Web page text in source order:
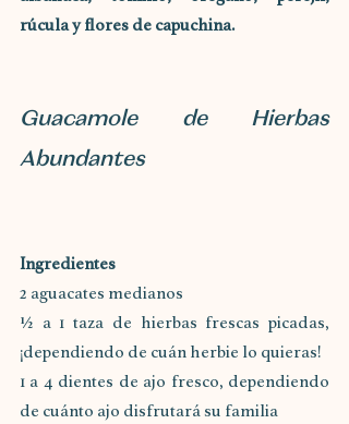
rúcula y flores de capuchina.
Guacamole de Hierbas
Abundantes
Ingredientes
2 aguacates medianos
½ a 1 taza de hierbas frescas picadas,
¡dependiendo de cuán herbie lo quieras!
1 a 4 dientes de ajo fresco, dependiendo
de cuánto ajo disfrutará su familia